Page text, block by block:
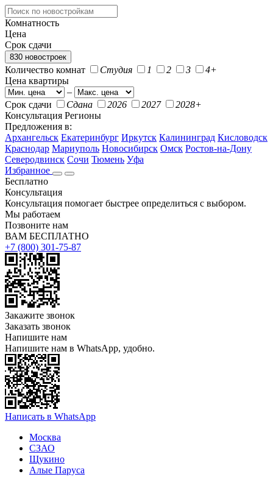
Комнатность
Цена
Срок сдачи
830 новостроек
Количество комнат Студия 1 2 3
4+
Цена квартиры
–
Срок сдачи
Сдана 2026 2027
2028+
Консультация Регионы
Предложения в:
Архангельск Екатеринбург Иркутск Калининград Кисловодск
Краснодар Мариуполь Новосибирск Омск Ростов-на-Дону
Северодвинск Сочи Тюмень Уфа
Избранное
Бесплатно
Консультация
Консультация помогает быстрее определиться с выбором.
Мы работаем
Позвоните нам
ВАМ БЕСПЛАТНО
+7 (800) 301-75-87
Закажите звонок
Заказать звонок
Напишите нам
Напишите нам в WhatsApp, удобно.
Написать в WhatsApp
Москва
СЗАО
Щукино
Алые Паруса